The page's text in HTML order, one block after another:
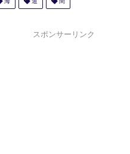
スポンサーリンク